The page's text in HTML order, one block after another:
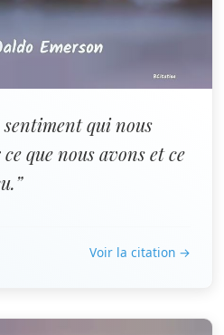
qui nous
que nous avons et ce
Voir la citation →